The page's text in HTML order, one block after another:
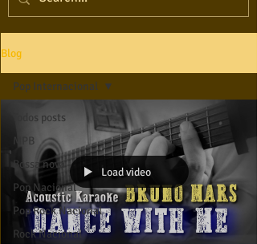
Blog
Todos posts
MPB
Bossa nova
Pop Nacional
Pop Rock Nacional
Rock Nacional
Pop Internacional
Load video